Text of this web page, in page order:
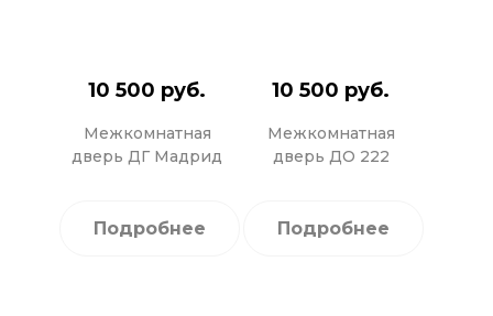
10 500 руб.
Межкомнатная
дверь ДГ Мадрид
Подробнее
10 500 руб.
Межкомнатная
дверь ДО 222
Подробнее